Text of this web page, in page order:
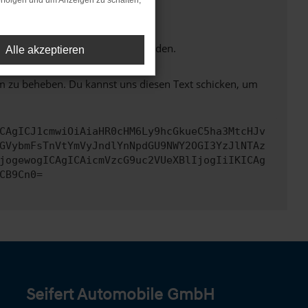
nicht mehr unterstützt werden.
beheben. Du kannst uns diesen Text schicken, um
Seifert Automobile GmbH
Alle akzeptieren